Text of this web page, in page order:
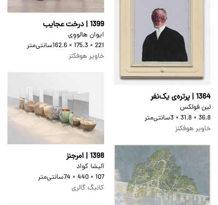
1399 | درخت عجایب
ایوان هالووِی
221 × 175.3 × 162.6
سانتی‌متر
خاویر هوفکنز
1364 | پرتره‌ی یک‌نفر
لین فولکس
36.8 × 31.8 × 3
سانتی‌متر
خاویر هوفکنز
1398 | امرجنز
آلیشا کواد
107 × 440 × 74
سانتی‌متر
کانیگ گالری